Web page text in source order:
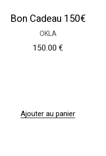
Bon Cadeau 150€
OKLA
150.00 €
Ajouter au panier